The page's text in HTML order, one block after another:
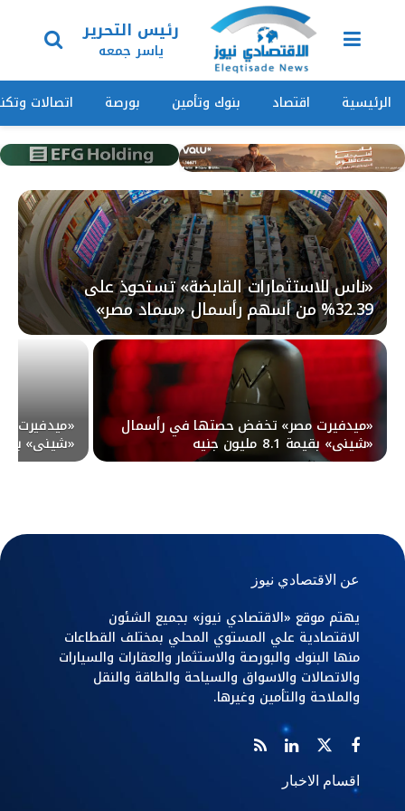
رئيس التحرير
ياسر جمعه
الرئيسية اقتصاد بنوك وتأمين بورصة اتصالات
«ناس للاستثمارات القابضة» تستحوذ على
32.39% من أسهم رأسمال «سماد مصر»
«ميدفيرت مصر» تخفض حصتها في رأسمال
«شيني» بقيمة 8.1 مليون جنيه
«ميدفيرت
«شيني» بقيمة 28.8
عن الاقتصادي نيوز
يهتم موقع «الاقتصادي نيوز» بجميع الشئون
الاقتصادية علي المستوي المحلي بمختلف القطاعات
منها البنوك والبورصة والاستثمار والعقارات والسيارات
والاتصالات والاسواق والسياحة والطاقة والنقل
والملاحة والتأمين وغيرها.
اقسام الاخبار